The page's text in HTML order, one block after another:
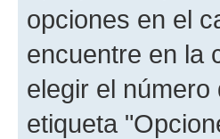
opciones en el
encuentre en la
elegir el
etiqueta